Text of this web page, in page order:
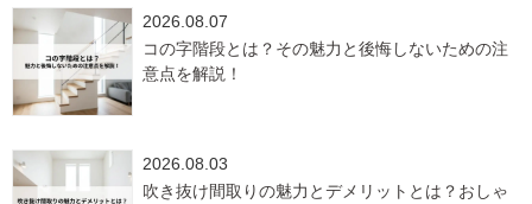
2026.08.07
コの字階段とは？その魅力と後悔しないための注
意点を解説！
2026.08.03
吹き抜け間取りの魅力とデメリットとは？おしゃ